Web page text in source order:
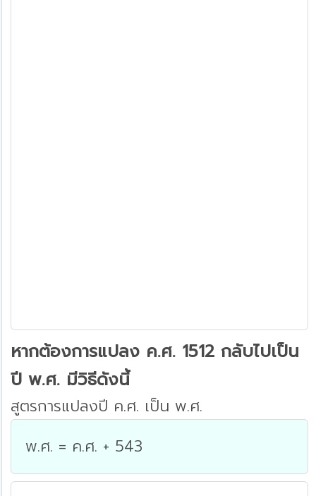
หากต้องการแปลง ค.ศ. 1512 กลับไปเป็น
ปี พ.ศ. มีวิธีดังนี้
สูตรการแปลงปี ค.ศ. เป็น พ.ศ.
พ.ศ. = ค.ศ. + 543